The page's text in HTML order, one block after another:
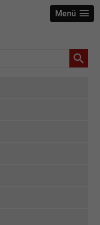
Menü